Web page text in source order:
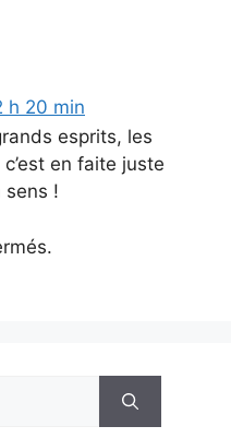
h 20 min
esprits, les
en faite juste
sens !